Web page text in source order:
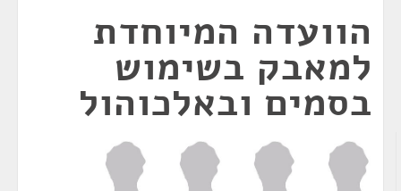
הוועדה המיוחדת
למאבק בשימוש
בסמים ובאלכוהול